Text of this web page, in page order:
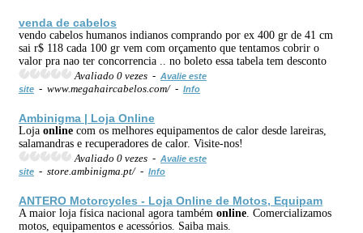
venda de cabelos
vendo cabelos humanos indianos comprando por ex 400 gr de 41 cm
sai r$ 118 cada 100 gr vem com orçamento que tentamos cobrir o
valor pra nao ter concorrencia .. no boleto essa tabela tem desconto
Avaliado 0 vezes - Avalie este
site - www.megahaircabelos.com/ - Info
Ambinigma | Loja Online
Loja online com os melhores equipamentos de calor desde lareiras,
salamandras e recuperadores de calor. Visite-nos!
Avaliado 0 vezes - Avalie este
site - store.ambinigma.pt/ - Info
ANTERO Motorcycles - Loja Online de Motos, Equipam
A maior loja física nacional agora também online . Comercializamos
motos, equipamentos e acessórios. Saiba mais.